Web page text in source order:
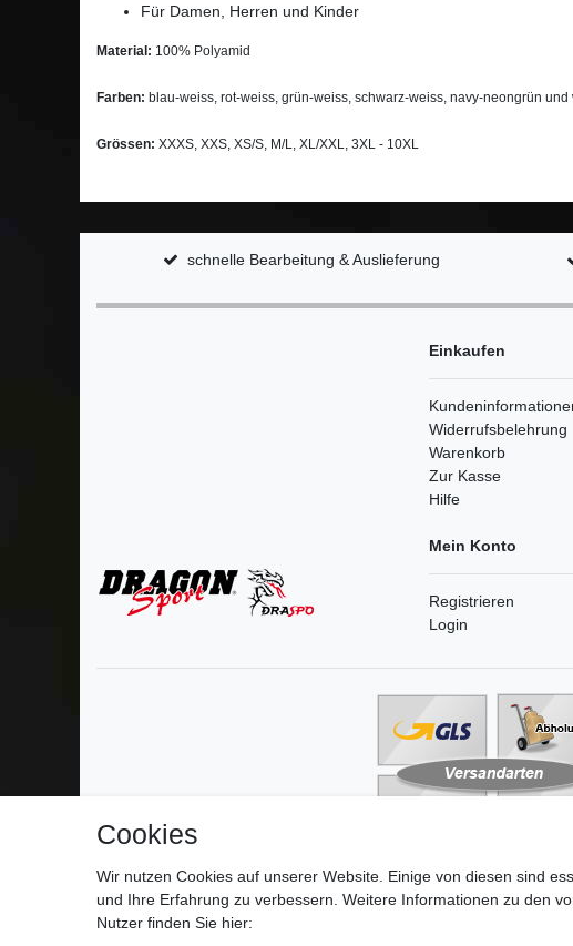
Für Damen, Herren und Kinder
Material: 100% Polyamid
Farben: blau-weiss, rot-weiss, grün-weiss, schwarz-weiss, navy-neongrün und
Grössen: XXXS, XXS, XS/S, M/L, XL/XXL, 3XL - 10XL
schnelle Bearbeitung & Auslieferung
Einkaufen
Widerrufsbelehrung
Warenkorb
Zur Kasse
Hilfe
Mein Konto
Registrieren
Login
Cookies
Wir nutzen Cookies auf unserer Website. Einige von diesen sind
und Ihre Erfahrung zu verbessern. Weitere Informationen zu den
Nutzer finden Sie hier: